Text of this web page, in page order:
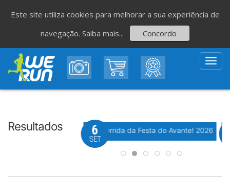
Resultados
de São Romão Evento WeTiming
37ª Corrida da Festa do Avante! 2026
6
SET
Este site utiliza cookies para melhorar a sua experiência de
navegação. Saiba mais... Concordo